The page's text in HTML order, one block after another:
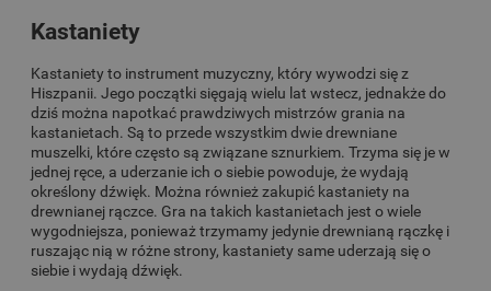
Kastaniety
Kastaniety to instrument muzyczny, który wywodzi się z
Hiszpanii. Jego początki sięgają wielu lat wstecz, jednakże do
dziś można napotkać prawdziwych mistrzów grania na
kastanietach. Są to przede wszystkim dwie drewniane
muszelki, które często są związane sznurkiem. Trzyma się je w
jednej ręce, a uderzanie ich o siebie powoduje, że wydają
określony dźwięk. Można również zakupić kastaniety na
drewnianej rączce. Gra na takich kastanietach jest o wiele
wygodniejsza, ponieważ trzymamy jedynie drewnianą rączkę i
ruszając nią w różne strony, kastaniety same uderzają się o
siebie i wydają dźwięk.